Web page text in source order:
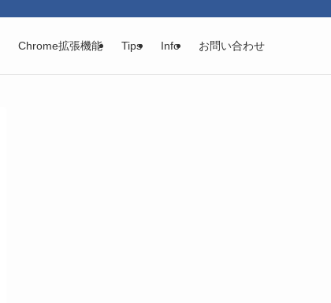
Chrome拡張機能 Tips Info お問い合わせ